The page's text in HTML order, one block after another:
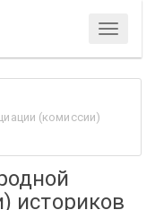
Menu
(комиссии)
историков